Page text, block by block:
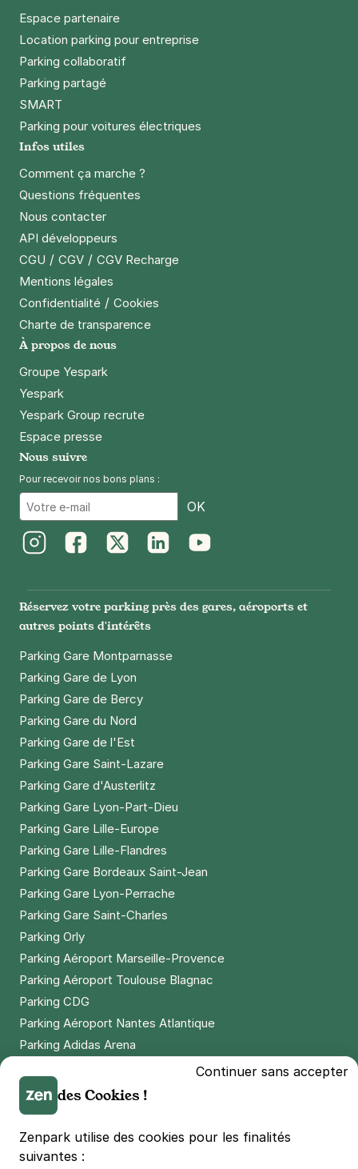
Espace partenaire
Location parking pour entreprise
Parking collaboratif
Parking partagé
SMART
Parking pour voitures électriques
Infos utiles
Comment ça marche ?
Questions fréquentes
Nous contacter
API développeurs
CGU / CGV / CGV Recharge
Mentions légales
Confidentialité / Cookies
Charte de transparence
À propos de nous
Groupe Yespark
Yespark
Yespark Group recrute
Espace presse
Nous suivre
Pour recevoir nos bons plans :
OK
Réservez votre parking près des gares, aéroports et
autres points d'intérêts
Parking Gare Montparnasse
Parking Gare de Lyon
Parking Gare de Bercy
Parking Gare du Nord
Parking Gare de l'Est
Parking Gare Saint-Lazare
Parking Gare d'Austerlitz
Parking Gare Lyon-Part-Dieu
Parking Gare Lille-Europe
Parking Gare Lille-Flandres
Parking Gare Bordeaux Saint-Jean
Parking Gare Lyon-Perrache
Parking Gare Saint-Charles
Parking Orly
Parking Aéroport Marseille-Provence
Parking Aéroport Toulouse Blagnac
Parking CDG
Parking Aéroport Nantes Atlantique
Parking Adidas Arena
Parking LDLC Arena
Parking Stade Pierre Mauroy
Parking Groupama Stadium
Parking Vélodrome
Continuer sans accepter
des Cookies !
Zenpark utilise des cookies pour les finalités
suivantes :